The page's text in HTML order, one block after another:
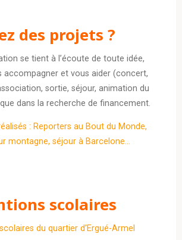
des projets ?
se tient à l’écoute de toute idée,
accompagner et vous aider (concert,
sortie, séjour, animation du
dans la recherche de financement.
: Reporters au Bout du Monde,
montagne, séjour à Barcelone…
scolaires
du quartier d’Ergué-Armel